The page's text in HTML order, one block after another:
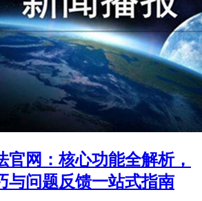
官网：核心功能全解析，
与问题反馈一站式指南